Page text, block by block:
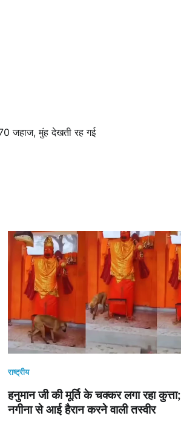
जहाज, मुंह देखती रह गई
राष्ट्रीय
हनुमान जी की मूर्ति के चक्कर लगा रहा
नगीना से आई हैरान करने वाली तस्वीर